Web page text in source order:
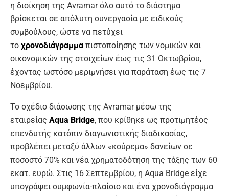
η διοίκηση της Avramar όλο αυτό το διάστημα
βρίσκεται σε απόλυτη συνεργασία με ειδικούς
συμβούλους, ώστε να πετύχει
το χρονοδιάγραμμα πιστοποίησης των νομικών και
οικονομικών της στοιχείων έως τις 31 Οκτωβρίου,
έχοντας ωστόσο μεριμνήσει για παράταση έως τις 7
Νοεμβρίου.
Το σχέδιο διάσωσης της Avramar μέσω της
εταιρείας Aqua Bridge, που κρίθηκε ως προτιμητέος
επενδυτής κατόπιν διαγωνιστικής διαδικασίας,
προβλέπει μεταξύ άλλων «κούρεμα» δανείων σε
ποσοστό 70% και νέα χρηματοδότηση της τάξης των 60
εκατ. ευρώ. Στις 16 Σεπτεμβρίου, η Aqua Bridge είχε
υπογράψει συμφωνία-πλαίσιο και ένα χρονοδιάγραμμα